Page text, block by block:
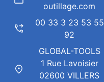
outillage.com
00 33 3 23 53 55
92
GLOBAL-TOOLS
1 Rue Lavoisier
02600 VILLERS